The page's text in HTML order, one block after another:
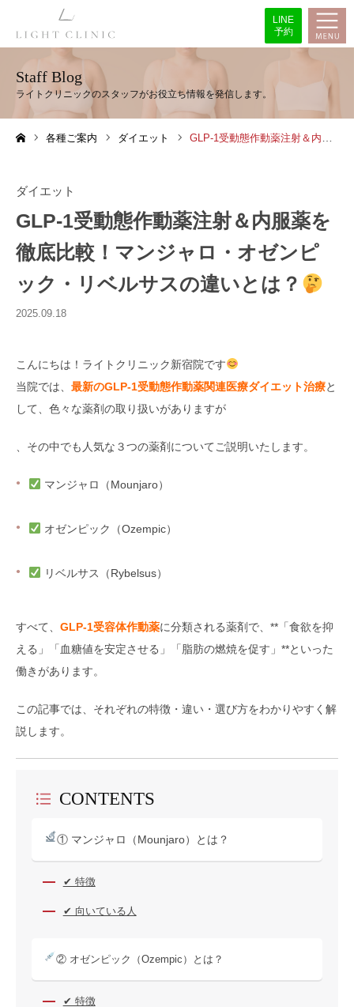
LINE
予約
Staff Blog
各種ご案内 ダイエット GLP-1受動態作動薬注射＆内服薬を徹底比較！マンジャロ・オゼンピック・リベルサスの違いとは？
ダイエット
GLP-1受動態作動薬注射＆内服薬を
徹底比較！マンジャロ・オゼンピ
ック・リベルサスの違いとは？
2025.09.18
こんにちは！ライトクリニック新宿院です
当院では、 最新のGLP-1受動態作動薬関連医療ダイエット治療と
して、色々な薬剤の取り扱いがありますが
、その中でも人気な３つの薬剤についてご説明いたします。
マンジャロ（Mounjaro）
オゼンピック（Ozempic）
リベルサス（Rybelsus）
すべて、 GLP-1受容体作動薬に分類される薬剤で、**「食欲を抑
える」「血糖値を安定させる」「脂肪の燃焼を促す」**といった
働きがあります。
この記事では、それぞれの特徴・違い・選び方をわかりやすく解
説します。
CONTENTS
① マンジャロ（Mounjaro）とは？
✔ 特徴
✔ 向いている人
② オゼンピック（Ozempic）とは？
✔ 特徴